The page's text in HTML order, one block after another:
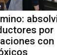
por
con